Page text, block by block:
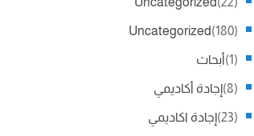
Uncategorized (180)
أبحاث (1)
إجادة أكاديمي (8)
إجادة اكاديمي (23)